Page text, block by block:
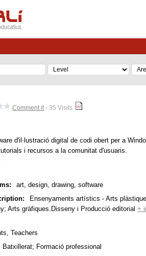
Comment it- 35 Visits
d'il·lustració digital de codi obert per a
i recursos a la comunitat d'usuaris.
art, design, drawing, software
Ensenyaments artístics - Arts
; Arts gràfiques.Disseny i Producció editorial +
Teachers
Batxillerat; Formació professional